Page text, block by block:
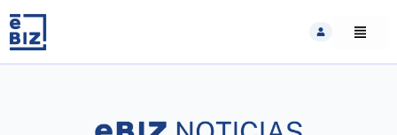
content